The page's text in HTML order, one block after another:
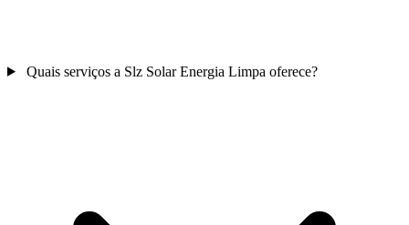
Quais serviços a Slz Solar Energia Limpa oferece?